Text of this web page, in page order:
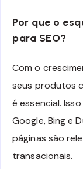
Por que o
para SEO?
Com o
seus produtos
é essencial.
Google, Bing e
páginas são
transacionais.